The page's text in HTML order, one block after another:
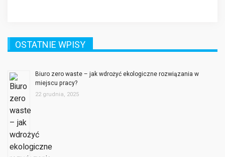
OSTATNIE WPISY
Biuro zero waste – jak wdrożyć ekologiczne rozwiązania w
miejscu pracy?
22 grudnia, 2025